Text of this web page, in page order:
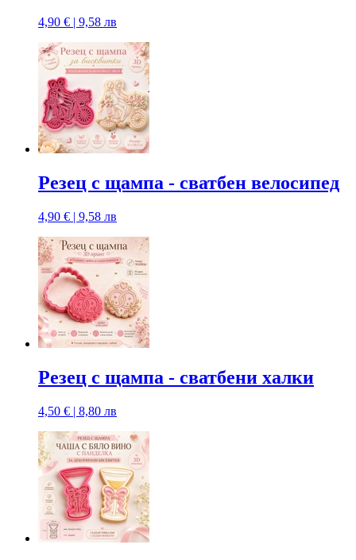
4,90 € | 9,58 лв
Резец с щампa - сватбен велосипед
4,90 € | 9,58 лв
Резец с щампa - сватбени халки
4,50 € | 8,80 лв